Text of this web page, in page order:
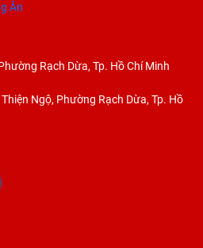
Ân
Rạch Dừa, Tp. Hồ Chí Minh
Thiện Ngộ, Phường Rạch Dừa, Tp. Hồ